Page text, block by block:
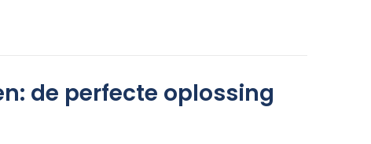
de perfecte oplossing